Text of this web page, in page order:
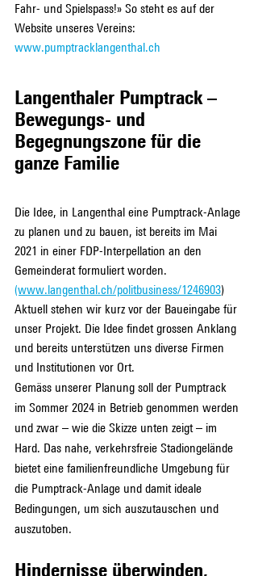
Fahr- und Spielspass!» So steht es auf der
Website unseres Vereins:
www.pumptracklangenthal.ch
Langenthaler Pumptrack –
Bewegungs- und
Begegnungszone für die
ganze Familie
Die Idee, in Langenthal eine Pumptrack-Anlage
zu planen und zu bauen, ist bereits im Mai
2021 in einer FDP-Interpellation an den
Gemeinderat formuliert worden.
(www.langenthal.ch/politbusiness/1246903)
Aktuell stehen wir kurz vor der Baueingabe für
unser Projekt. Die Idee findet grossen Anklang
und bereits unterstützen uns diverse Firmen
und Institutionen vor Ort.
Gemäss unserer Planung soll der Pumptrack
im Sommer 2024 in Betrieb genommen werden
und zwar – wie die Skizze unten zeigt – im
Hard. Das nahe, verkehrsfreie Stadiongelände
bietet eine familienfreundliche Umgebung für
die Pumptrack-Anlage und damit ideale
Bedingungen, um sich auszutauschen und
auszutoben.
Hindernisse überwinden,